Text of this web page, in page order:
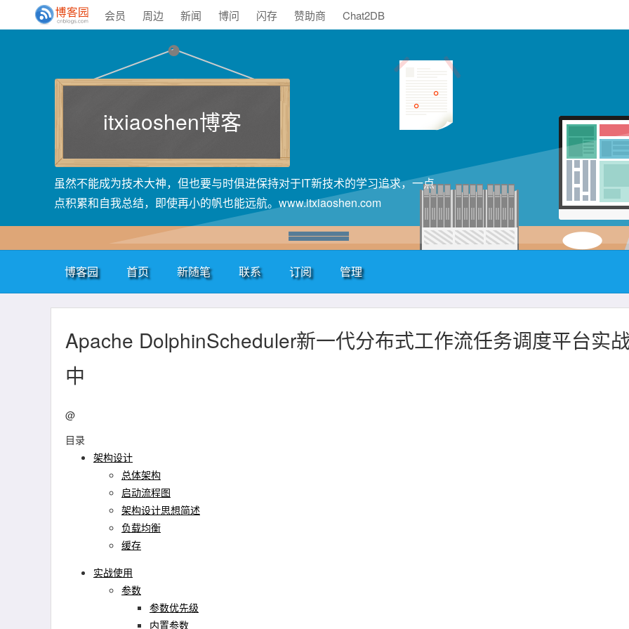
会员 周边 新闻 博问 闪存 赞助商 Chat2DB
itxiaoshen博客
虽然不能成为技术大神，但也要与时俱进保持对于IT新技术的学习追求，一点
点积累和自我总结，即使再小的帆也能远航。www.itxiaoshen.com
博客园 首页 新随笔 联系 订阅 管理
Apache DolphinScheduler新一代分布式工作流任务调度平台实
中
@
目录
架构设计
总体架构
启动流程图
架构设计思想简述
负载均衡
缓存
实战使用
参数
参数优先级
内置参数